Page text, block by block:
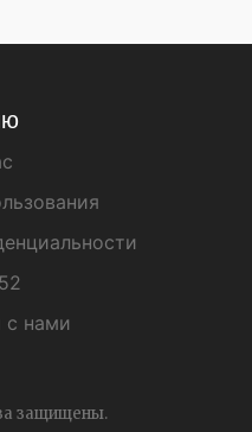
с нами
защищены.